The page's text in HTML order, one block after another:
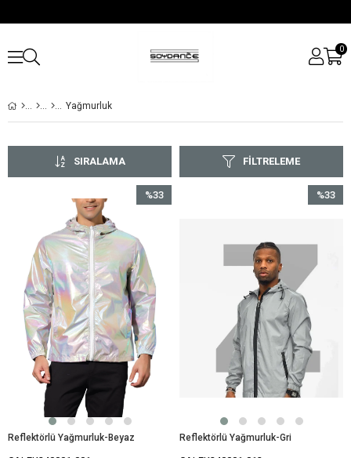
0
Yağmurluk
FILTRELEME
SIRALAMA
Reflektörlü Yağmurluk-Beyaz
%33
Reflektörlü Yağmurluk-Gri
%33